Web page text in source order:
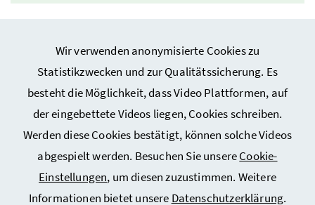
Wir verwenden anonymisierte Cookies zu
Statistikzwecken und zur Qualitätssicherung. Es
besteht die Möglichkeit, dass Video Plattformen, auf
der eingebettete Videos liegen, Cookies schreiben.
Werden diese Cookies bestätigt, können solche Videos
abgespielt werden. Besuchen Sie unsereCookie-
Einstellungen, um diesen zuzustimmen. Weitere
Informationen bietet unsere Datenschutzerklärung.
Webseiten Kunst und Kultur
Service